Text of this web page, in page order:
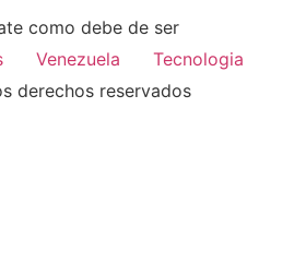
como debe de ser
Venezuela
Tecnologia
derechos reservados